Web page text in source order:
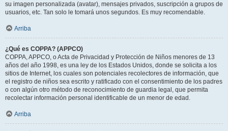
su imagen personalizada (avatar), mensajes privados, suscripción a grupos de
usuarios, etc. Tan solo le tomará unos segundos. Es muy recomendable.
Arriba
¿Qué es COPPA? (APPCO)
COPPA, APPCO, o Acta de Privacidad y Protección de Niños menores de 13
años del año 1998, es una ley de los Estados Unidos, donde se solicita a los
sitios de Internet, los cuales son potenciales recolectores de información, que
el registro de niños sea escrito y ratificado con el consentimiento de los padres
o con algún otro método de reconocimiento de guardia legal, que permita
recolectar información personal identificable de un menor de edad.
Arriba